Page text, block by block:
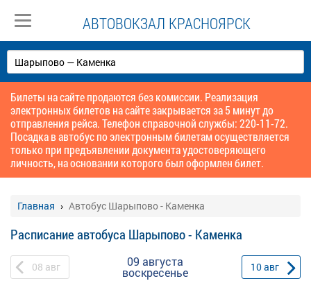
АВТОВОКЗАЛ КРАСНОЯРСК
Билеты на сайте продаются без комиссии. Реализация
электронных билетов на сайте закрывается за 5 минут до
отправления рейса. Телефон справочной службы: 220-11-72.
Посадка в автобус по электронным билетам осуществляется
только при предъявлении документа удостоверяющего
личность, на основании которого был оформлен билет.
Главная Автобус Шарыпово - Каменка
Расписание автобуса Шарыпово - Каменка
08 авг 09 августа
воскресенье 10авг